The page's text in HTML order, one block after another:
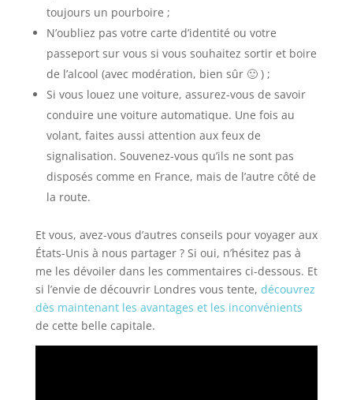
toujours un pourboire ;
N’oubliez pas votre carte d’identité ou votre
passeport sur vous si vous souhaitez sortir et boire
de l’alcool (avec modération, bien sûr 🙂 ) ;
Si vous louez une voiture, assurez-vous de savoir
conduire une voiture automatique. Une fois au
volant, faites aussi attention aux feux de
signalisation. Souvenez-vous qu’ils ne sont pas
disposés comme en France, mais de l’autre côté de
la route.
Et vous, avez-vous d’autres conseils pour voyager aux
États-Unis à nous partager ? Si oui, n’hésitez pas à
me les dévoiler dans les commentaires ci-dessous. Et
si l’envie de découvrir Londres vous tente, découvrez
dès maintenant les avantages et les inconvénients
de cette belle capitale.